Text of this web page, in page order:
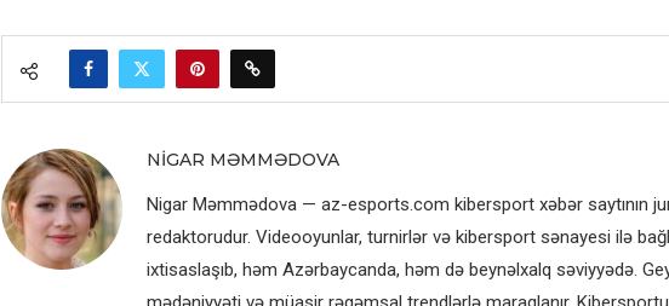
NIGAR MƏMMƏDOVA
Nigar Məmmədova — az-esports.com kibersport xəbər saytının
redaktorudur. Videooyunlar, turnirlər və kibersport sənayesi ilə
ixtisaslaşıb, həm Azərbaycanda, həm də beynəlxalq səviyyədə.